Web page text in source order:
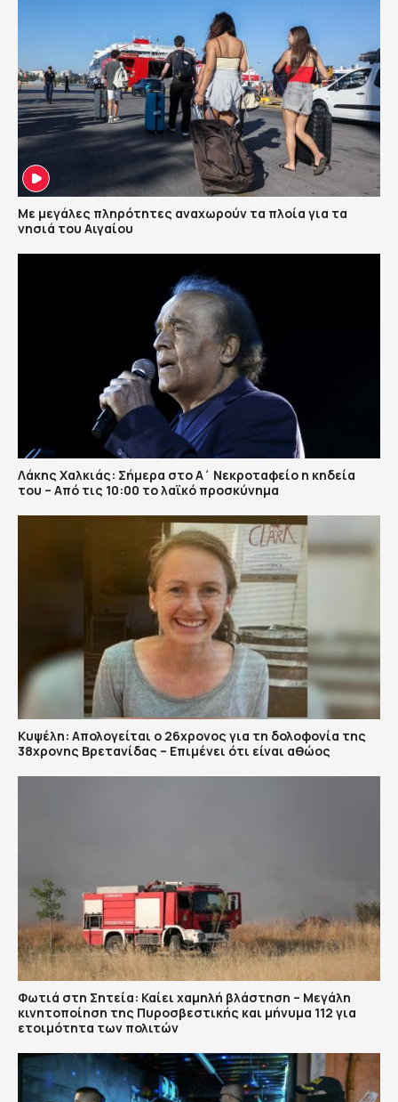
Με μεγάλες πληρότητες αναχωρούν τα πλοία για τα
νησιά του Αιγαίου
Λάκης Χαλκιάς: Σήμερα στο Α΄ Νεκροταφείο η κηδεία
του – Από τις 10:00 το λαϊκό προσκύνημα
Κυψέλη: Απολογείται ο 26χρονος για τη δολοφονία της
38χρονης Βρετανίδας – Επιμένει ότι είναι αθώος
Φωτιά στη Σητεία: Καίει χαμηλή βλάστηση – Μεγάλη
κινητοποίηση της Πυροσβεστικής και μήνυμα 112 για
ετοιμότητα των πολιτών